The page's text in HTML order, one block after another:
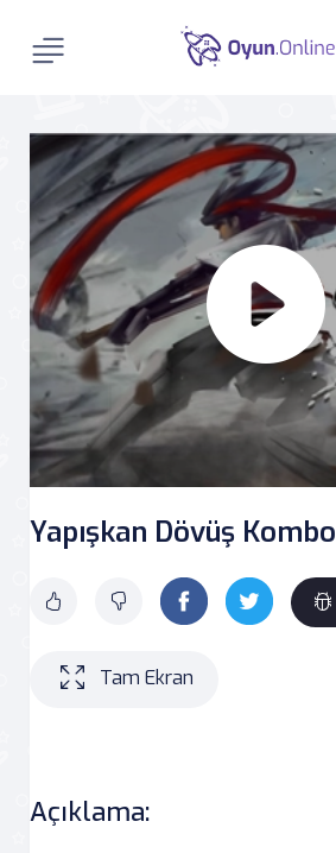
Yapışkan Dövüş Kombo
Tam Ekran
Açıklama: